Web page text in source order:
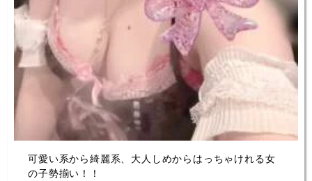
可愛い系から綺麗系、大人しめからはっちゃけれる女
の子勢揃い！！